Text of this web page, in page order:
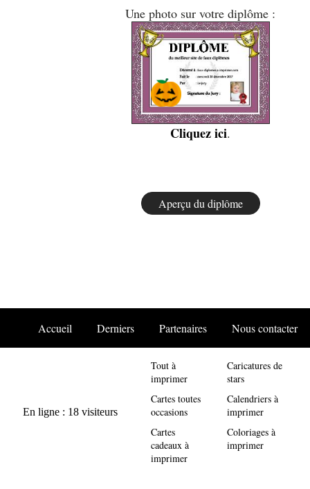
Une photo sur votre diplôme :
Cliquez ici.
Accueil Derniers Partenaires Nous contacter
Tout à
imprimer
Cartes toutes
occasions
Cartes
cadeaux à
imprimer
Caricatures de
stars
Calendriers à
imprimer
Coloriages à
imprimer